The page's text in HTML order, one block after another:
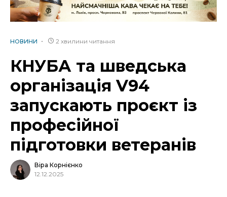
НОВИНИ 2 хвилини читання
КНУБА та шведська
організація V94
запускають проєкт із
професійної
підготовки ветеранів
Віра Корнієнко
12.12.2025